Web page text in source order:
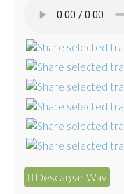
Descargar Wav